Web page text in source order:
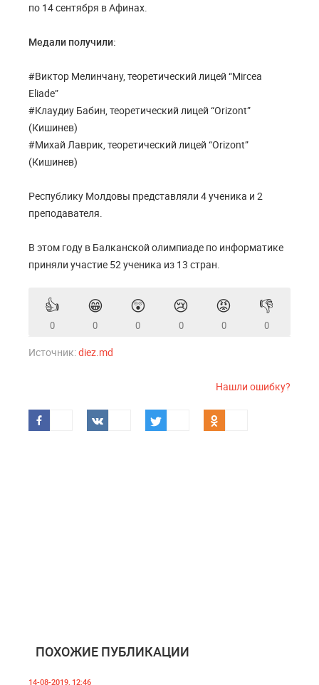
по 14 сентября в Афинах.
Медали получили:
#Виктор Мелинчану, теоретический лицей “Mircea
Eliade”
#Клаудиу Бабин, теоретический лицей “Orizont”
(Кишинев)
#Михай Лаврик, теоретический лицей “Orizont”
(Кишинев)
Республику Молдовы представляли 4 ученика и 2
преподавателя.
В этом году в Балканской олимпиаде по информатике
приняли участие 52 ученика из 13 стран.
👍
0
😁
0
😲
0
😢
0
😡
0
👎
0
Источник:diez.md
Нашли ошибку?
ПОХОЖИЕ ПУБЛИКАЦИИ
14-08-2019, 12:46